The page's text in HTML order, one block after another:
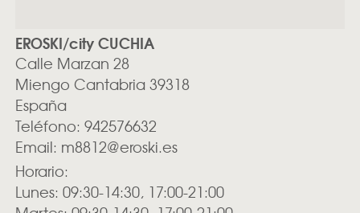
EROSKI/city CUCHIA
Calle Marzan 28
Miengo Cantabria 39318
España
Teléfono: 942576632
Email: m8812@eroski.es
Horario:
Lunes: 09:30-14:30, 17:00-21:00